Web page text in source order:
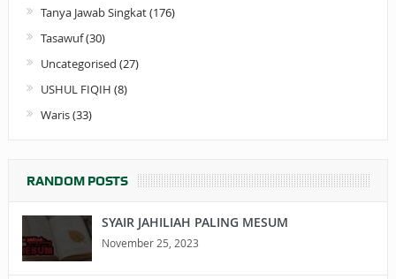
Tanya Jawab Singkat(176)
Tasawuf(30)
Uncategorised (27)
USHUL FIQIH (8)
Waris(33)
RANDOM POSTS
SYAIR JAHILIAH PALING MESUM
November 25, 2023